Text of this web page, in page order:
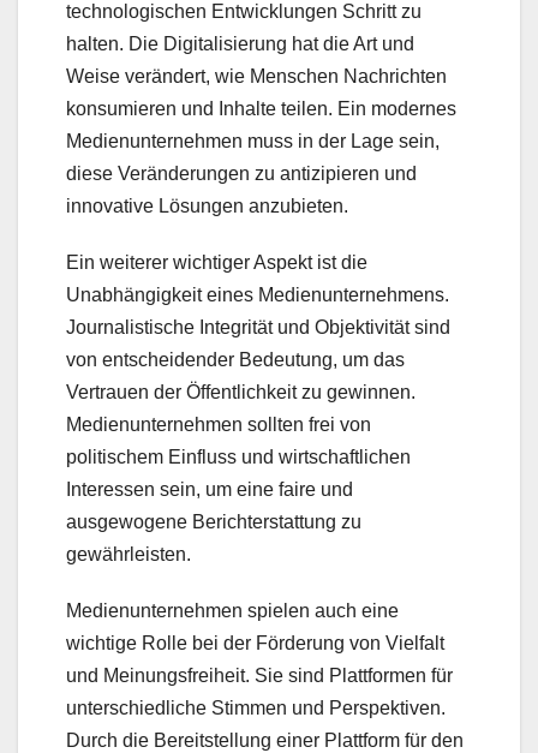
technologischen Entwicklungen Schritt zu
halten. Die Digitalisierung hat die Art und
Weise verändert, wie Menschen Nachrichten
konsumieren und Inhalte teilen. Ein modernes
Medienunternehmen muss in der Lage sein,
diese Veränderungen zu antizipieren und
innovative Lösungen anzubieten.
Ein weiterer wichtiger Aspekt ist die
Unabhängigkeit eines Medienunternehmens.
Journalistische Integrität und Objektivität sind
von entscheidender Bedeutung, um das
Vertrauen der Öffentlichkeit zu gewinnen.
Medienunternehmen sollten frei von
politischem Einfluss und wirtschaftlichen
Interessen sein, um eine faire und
ausgewogene Berichterstattung zu
gewährleisten.
Medienunternehmen spielen auch eine
wichtige Rolle bei der Förderung von Vielfalt
und Meinungsfreiheit. Sie sind Plattformen für
unterschiedliche Stimmen und Perspektiven.
Durch die Bereitstellung einer Plattform für den